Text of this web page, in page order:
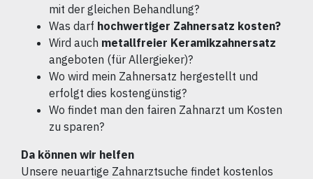
mit der gleichen Behandlung?
Was darf hochwertiger Zahnersatz kosten?
Wird auch metallfreier Keramikzahnersatz
angeboten (für Allergieker)?
Wo wird mein Zahnersatz hergestellt und
erfolgt dies kostengünstig?
Wo findet man den fairen Zahnarzt um Kosten
zu sparen?
Da können wir helfen
Unsere neuartige Zahnarztsuche findet kostenlos